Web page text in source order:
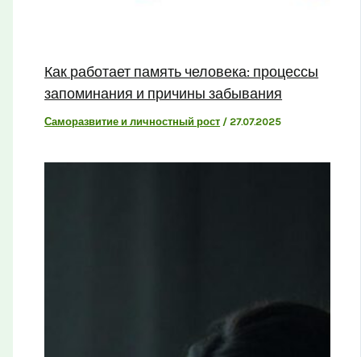
Как работает память человека: процессы
запоминания и причины забывания
Саморазвитие и личностный рост / 27.07.2025